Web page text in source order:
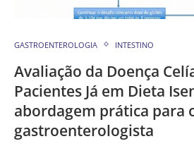
GASTROENTEROLOGIA INTESTINO
Avaliação da Doença
Pacientes Já em Dieta
abordagem prática para
gastroenterologista